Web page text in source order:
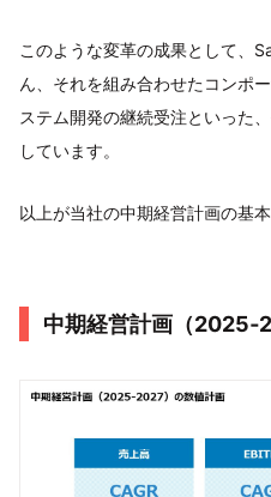
このような変革の成果として、
ん、それを組み合わせたコンポ
ステム開発の継続受注といった
しています。
以上が当社の中期経営計画の基本
中期経営計画（